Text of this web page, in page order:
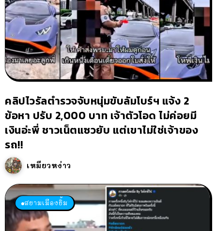
คลิปไวรัลตำรวจจับหนุ่มขับลัมโบร์ฯ แจ้ง 2
ข้อหา ปรับ 2,000 บาท เจ้าตัวโอด ไม่ค่อยมี
เงินอ่ะพี่ ชาวเน็ตแซวยับ แต่เขาไม่ใช่เจ้าของ
รถ!!
เหมียวหง่าว
สยามเมืองยิ้ม